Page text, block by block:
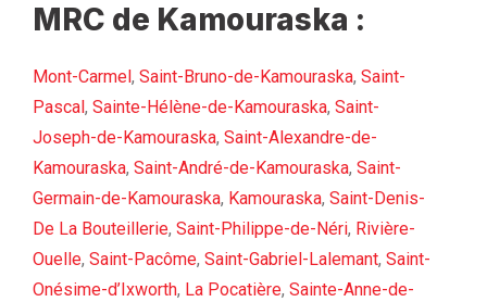
MRC de Kamouraska :
Mont-Carmel , Saint-Bruno-de-Kamouraska, Saint-
Pascal , Sainte-Hélène-de-Kamouraska, Saint-
Joseph-de-Kamouraska, Saint-Alexandre-de-
Kamouraska, Saint-André-de-Kamouraska, Saint-
Germain-de-Kamouraska, Kamouraska, Saint-Denis-
De La Bouteillerie, Saint-Philippe-de-Néri, Rivière-
Ouelle, Saint-Pacôme, Saint-Gabriel-Lalemant, Saint-
Onésime-d’Ixworth, La Pocatière, Sainte-Anne-de-